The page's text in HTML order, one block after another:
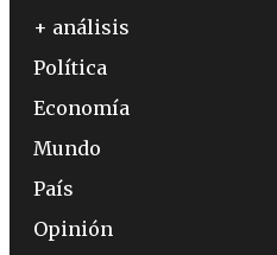
+ análisis
Política
Economía
Mundo
País
Opinión